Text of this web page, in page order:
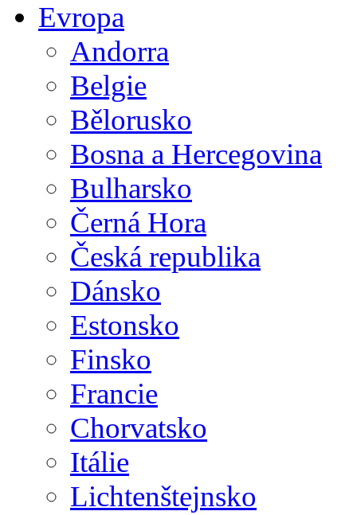
Evropa
Andorra
Belgie
Bělorusko
Bosna a Hercegovina
Bulharsko
Černá Hora
Česká republika
Dánsko
Estonsko
Finsko
Francie
Chorvatsko
Itálie
Lichtenštejnsko